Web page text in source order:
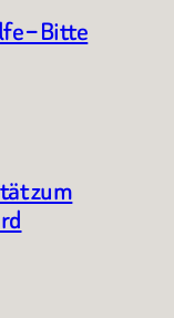
– Bitte
zum